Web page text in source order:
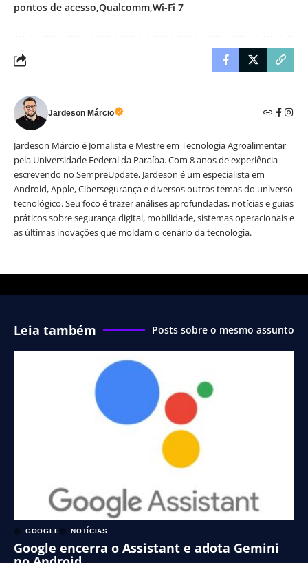
pontos de acesso Qualcomm Wi-Fi 7
Jardeson Márcio
Jardeson Márcio é Jornalista e Mestre em Tecnologia Agroalimentar
pela Universidade Federal da Paraíba. Com 8 anos de experiência
escrevendo no SempreUpdate, Jardeson é um especialista em
Android, Apple, Cibersegurança e diversos outros temas do universo
tecnológico. Seu foco é trazer análises aprofundadas, notícias e guias
práticos sobre segurança digital, mobilidade, sistemas operacionais e
as últimas inovações que moldam o cenário da tecnologia.
Leia também Posts sobre o mesmo assunto
GOOGLE NOTÍCIAS
Google encerra o Assistant e adota Gemini